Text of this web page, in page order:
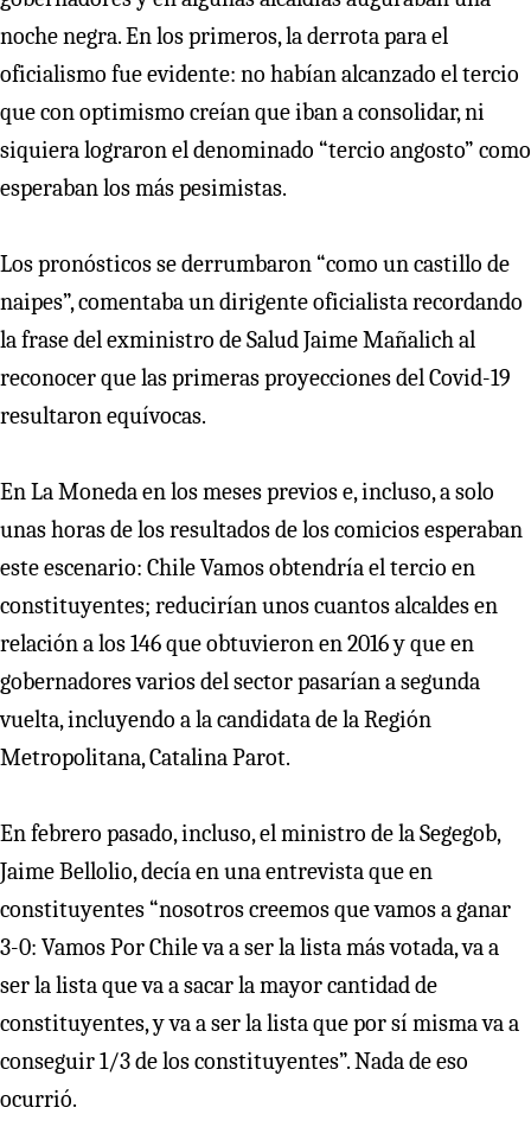
noche negra. En los primeros, la derrota para el
oficialismo fue evidente: no habían alcanzado el tercio
que con optimismo creían que iban a consolidar, ni
siquiera lograron el denominado “tercio angosto” como
esperaban los más pesimistas.
Los pronósticos se derrumbaron “como un castillo de
naipes”, comentaba un dirigente oficialista recordando
la frase del exministro de Salud Jaime Mañalich al
reconocer que las primeras proyecciones del Covid-19
resultaron equívocas.
En La Moneda en los meses previos e, incluso, a solo
unas horas de los resultados de los comicios esperaban
este escenario: Chile Vamos obtendría el tercio en
constituyentes; reducirían unos cuantos alcaldes en
relación a los 146 que obtuvieron en 2016 y que en
gobernadores varios del sector pasarían a segunda
vuelta, incluyendo a la candidata de la Región
Metropolitana, Catalina Parot.
En febrero pasado, incluso, el ministro de la Segegob,
Jaime Bellolio, decía en una entrevista que en
constituyentes “nosotros creemos que vamos a ganar
3-0: Vamos Por Chile va a ser la lista más votada, va a
ser la lista que va a sacar la mayor cantidad de
constituyentes, y va a ser la lista que por sí misma va a
conseguir 1/3 de los constituyentes”. Nada de eso
ocurrió.